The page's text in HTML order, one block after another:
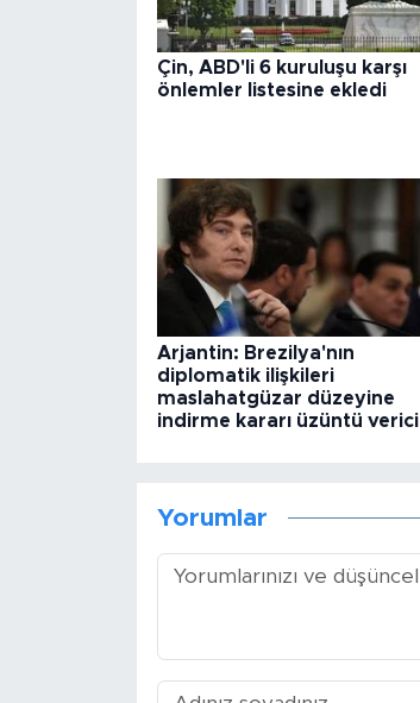
Çin, ABD'li 6 kuruluşu karşı
önlemler listesine ekledi
Arjantin: Brezilya'nın
diplomatik ilişkileri
maslahatgüzar düzeyine
indirme kararı üzüntü verici
Yorumlar